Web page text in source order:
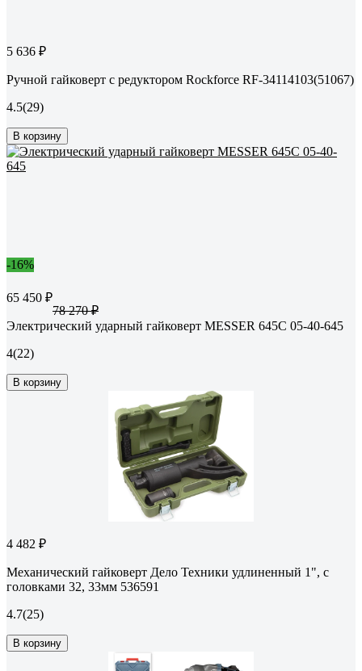
5 636 ₽
Ручной гайковерт с редуктором Rockforce RF-34114103(51067)
4.5(29)
В корзину
-16%
65 450 ₽
78 270 ₽
Электрический ударный гайковерт MESSER 645C 05-40-645
4(22)
В корзину
4 482 ₽
Механический гайковерт Дело Техники удлиненный 1", с
головками 32, 33мм 536591
4.7(25)
В корзину